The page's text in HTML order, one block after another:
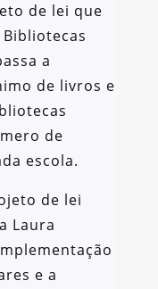
de lei que
a
de livros e
de
escola.
de lei
Laura
e a